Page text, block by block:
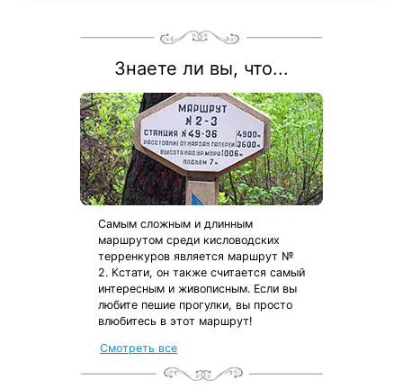
Знаете ли вы, что...
Самым сложным и длинным
маршрутом среди кисловодских
терренкуров является маршрут №
2. Кстати, он также считается самый
интересным и живописным. Если вы
любите пешие прогулки, вы просто
влюбитесь в этот маршрут!
Смотреть все